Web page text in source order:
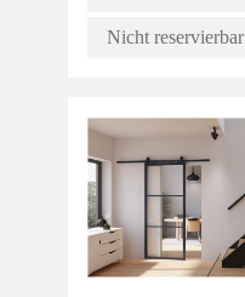
Nicht reservierbar